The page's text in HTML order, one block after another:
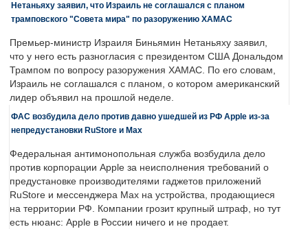
Нетаньяху заявил, что Израиль не соглашался с планом
трамповского "Совета мира" по разоружению ХАМАС
Премьер-министр Израиля Биньямин Нетаньяху заявил,
что у него есть разногласия с президентом США Дональдом
Трампом по вопросу разоружения ХАМАС. По его словам,
Израиль не соглашался с планом, о котором американский
лидер объявил на прошлой неделе.
ФАС возбудила дело против давно ушедшей из РФ Apple из-за
непредустановки RuStore и Max
Федеральная антимонопольная служба возбудила дело
против корпорации Apple за неисполнения требований о
предустановке производителями гаджетов приложений
RuStore и мессенджера Max на устройства, продающиеся
на территории РФ. Компании грозит крупный штраф, но тут
есть нюанс: Apple в России ничего и не продает.